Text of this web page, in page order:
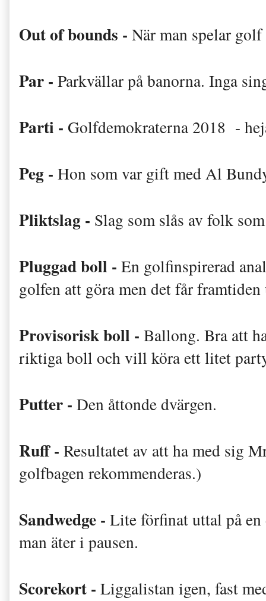
Out of bounds - När man spelar
Par - Parkvällar på banorna. Inga
Parti - Golfdemokraterna 2018 -
Peg - Hon som var gift med Al
Pliktslag - Slag som slås av folk
Pluggad boll - En golfinspirerad
golfen att göra men det får
Provisorisk boll - Ballong. Bra att
riktiga boll och vill köra ett litet
Putter - Den åttonde dvärgen.
Ruff - Resultatet av att ha med sig
golfbagen rekommenderas.)
Sandwedge - Lite förfinat uttal på en
man äter i pausen.
Scorekort - Liggalistan igen, fast